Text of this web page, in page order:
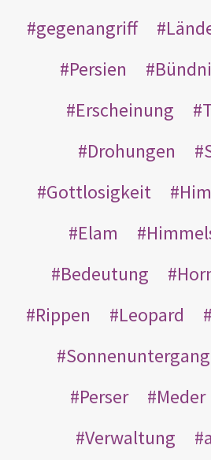
gegenangriff
Persien
Erscheinung
Drohungen
Gottlosigkeit
Elam
Bedeutung
Rippen
Leopard
Sonnenuntergang
Perser
Meder
Verwaltung